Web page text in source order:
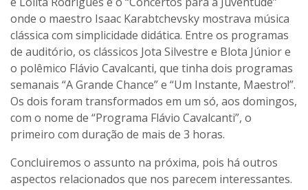
onde o maestro Isaac Karabtchevsky mostrava música
clássica com simplicidade didática. Entre os programas
de auditório, os clássicos Jota Silvestre e Blota Júnior e
o polêmico Flávio Cavalcanti, que tinha dois programas
semanais “A Grande Chance” e “Um Instante, Maestro!”.
Os dois foram transformados em um só, aos domingos,
com o nome de “Programa Flávio Cavalcanti”, o
primeiro com duração de mais de 3 horas.
Concluiremos o assunto na próxima, pois há outros
aspectos relacionados que nos parecem interessantes.